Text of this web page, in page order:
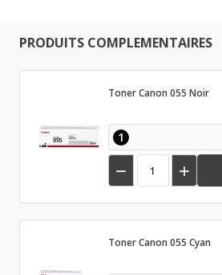
PRODUITS COMPLEMENTAIRES
Toner Canon 055 Noir
1
 
Toner Canon 055 Cyan